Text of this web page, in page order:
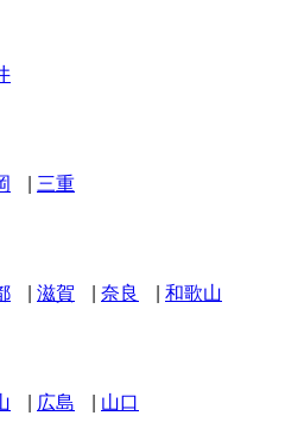
三重
滋賀 奈良 和歌山
広島 山口